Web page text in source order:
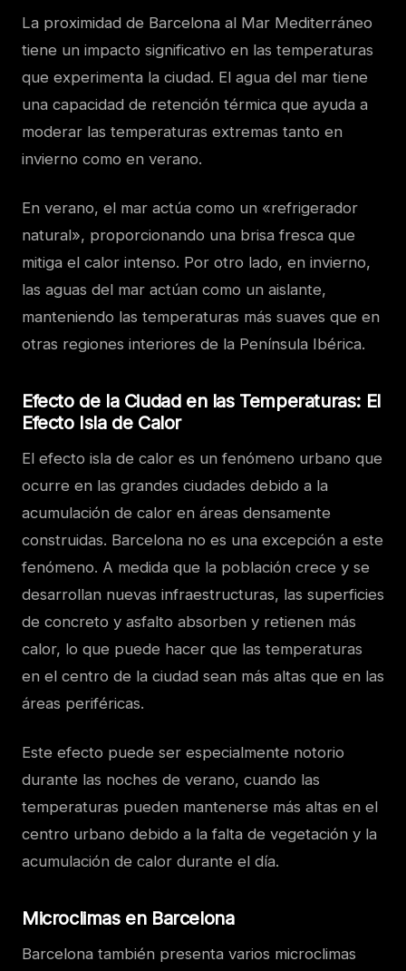
La proximidad de Barcelona al Mar Mediterráneo
tiene un impacto significativo en las temperaturas
que experimenta la ciudad. El agua del mar tiene
una capacidad de retención térmica que ayuda a
moderar las temperaturas extremas tanto en
invierno como en verano.
En verano, el mar actúa como un «refrigerador
natural», proporcionando una brisa fresca que
mitiga el calor intenso. Por otro lado, en invierno,
las aguas del mar actúan como un aislante,
manteniendo las temperaturas más suaves que en
otras regiones interiores de la Península Ibérica.
Efecto de la Ciudad en las Temperaturas: El
Efecto Isla de Calor
El efecto isla de calor es un fenómeno urbano que
ocurre en las grandes ciudades debido a la
acumulación de calor en áreas densamente
construidas. Barcelona no es una excepción a este
fenómeno. A medida que la población crece y se
desarrollan nuevas infraestructuras, las superficies
de concreto y asfalto absorben y retienen más
calor, lo que puede hacer que las temperaturas
en el centro de la ciudad sean más altas que en las
áreas periféricas.
Este efecto puede ser especialmente notorio
durante las noches de verano, cuando las
temperaturas pueden mantenerse más altas en el
centro urbano debido a la falta de vegetación y la
acumulación de calor durante el día.
Microclimas en Barcelona
Barcelona también presenta varios microclimas